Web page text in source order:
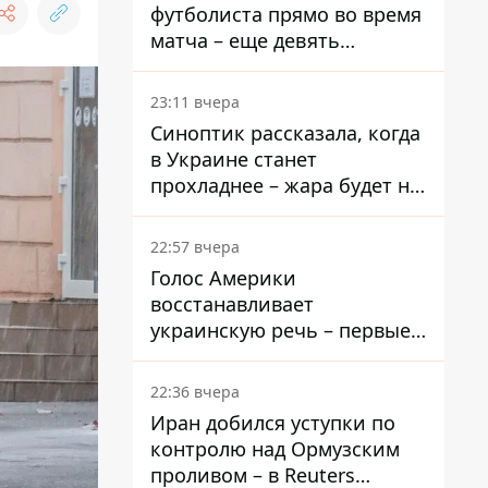
футболиста прямо во время
матча – еще девять
пострадали
23:11 вчера
Синоптик рассказала, когда
в Украине станет
прохладнее – жара будет не
долго
22:57 вчера
Голос Америки
восстанавливает
украинскую речь – первые
эфиры ожидаются на
следующей неделе
22:36 вчера
Иран добился уступки по
контролю над Ормузским
проливом – в Reuters